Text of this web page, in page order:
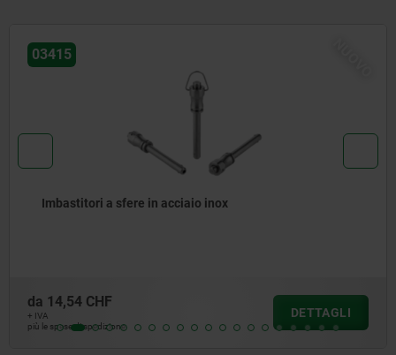
DETTAGLI
Imbastitore a sfere con elevata
più le spese di spedizione